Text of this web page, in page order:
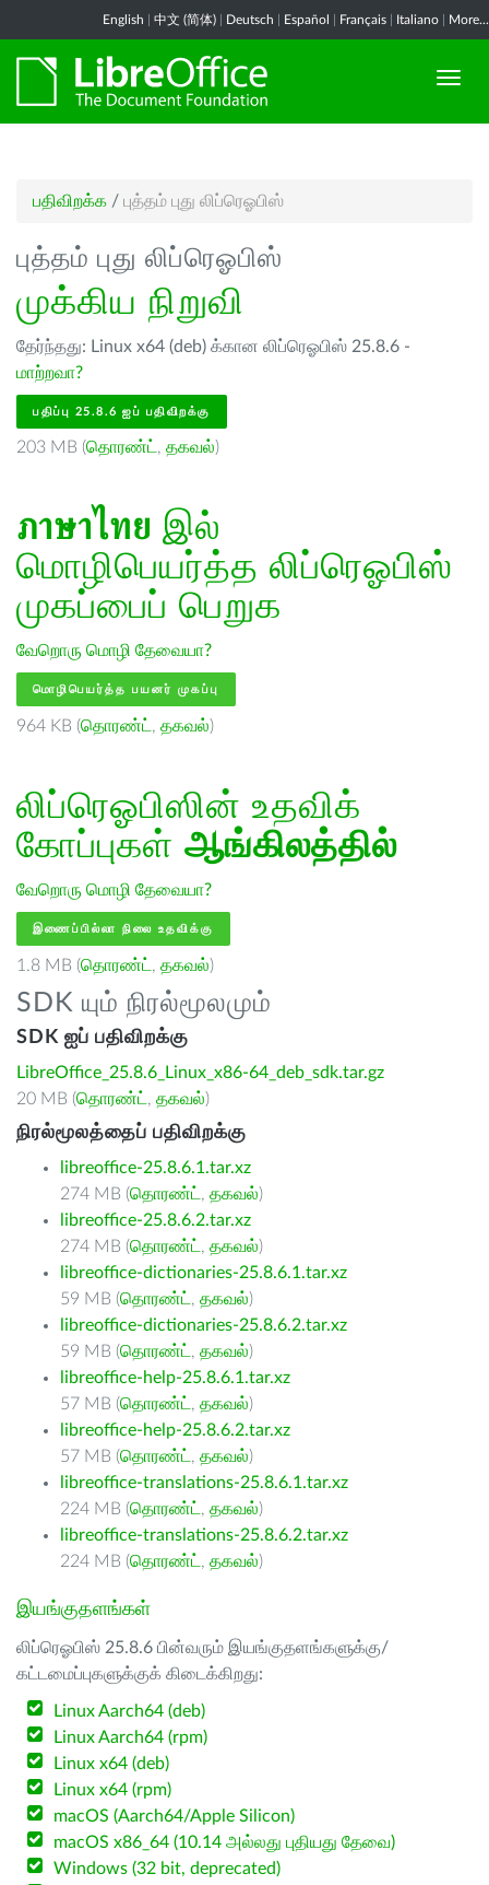
English 中文 (简体) Deutsch Español Français Italiano More...
பதிவிறக்க / புத்தம் புது லிப்ரெஓபிஸ்
புத்தம் புது லிப்ரெஓபிஸ்
முக்கிய நிறுவி
தேர்ந்தது: Linux x64 (deb) க்கான லிப்ரெஓபிஸ் 25.8.6 -
மாற்றவா?
பதிப்பு 25.8.6 ஐப் பதிவிறக்கு
203 MB (தொரண்ட் , தகவல்)
ภาษาไทย இல்
மொழிபெயர்த்த லிப்ரெஓபிஸ்
முகப்பைப் பெறுக
வேறொரு மொழி தேவையா?
மொழிபெயர்த்த பயனர் முகப்பு
964 KB (தொரண்ட் , தகவல்)
லிப்ரெஓபிஸின் உதவிக்
கோப்புகள் ஆங்கிலத்தில்
வேறொரு மொழி தேவையா?
இணைப்பில்லா நிலை உதவிக்கு
1.8 MB (தொரண்ட் , தகவல்)
SDK யும் நிரல்மூலமும்
SDK ஐப் பதிவிறக்கு
LibreOffice_25.8.6_Linux_x86-64_deb_sdk.tar.gz
20 MB (தொரண்ட் , தகவல்)
நிரல்மூலத்தைப் பதிவிறக்கு
libreoffice-25.8.6.1.tar.xz
274 MB (தொரண்ட் , தகவல்)
libreoffice-25.8.6.2.tar.xz
274 MB (தொரண்ட் , தகவல்)
libreoffice-dictionaries-25.8.6.1.tar.xz
59 MB (தொரண்ட் , தகவல்)
libreoffice-dictionaries-25.8.6.2.tar.xz
59 MB (தொரண்ட் , தகவல்)
libreoffice-help-25.8.6.1.tar.xz
57 MB (தொரண்ட் , தகவல்)
libreoffice-help-25.8.6.2.tar.xz
57 MB (தொரண்ட் , தகவல்)
libreoffice-translations-25.8.6.1.tar.xz
224 MB (தொரண்ட் , தகவல்)
libreoffice-translations-25.8.6.2.tar.xz
224 MB (தொரண்ட் , தகவல்)
இயங்குதளங்கள்
லிப்ரெஓபிஸ் 25.8.6 பின்வரும் இயங்குதளங்களுக்கு/
கட்டமைப்புகளுக்குக் கிடைக்கிறது:
Linux Aarch64 (deb)
Linux Aarch64 (rpm)
Linux x64 (deb)
Linux x64 (rpm)
macOS (Aarch64/Apple Silicon)
macOS x86_64 (10.14 அல்லது புதியது தேவை)
Windows (32 bit, deprecated)